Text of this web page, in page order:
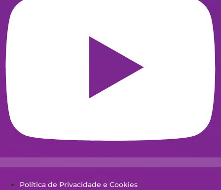
Política de Privacidade e Cookies